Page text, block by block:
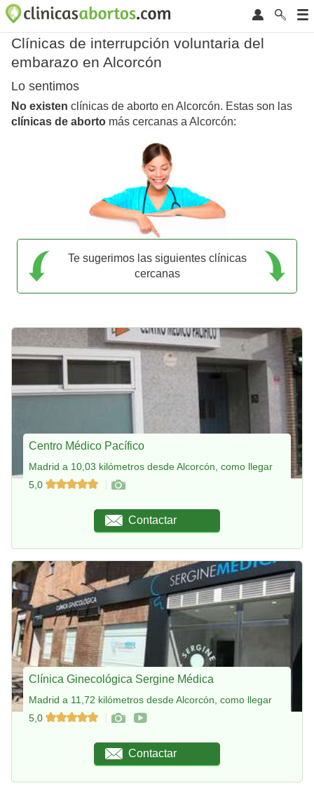
Clínicas de interrupción voluntaria del
embarazo en Alcorcón
Lo sentimos
No existen clínicas de aborto en Alcorcón. Estas son las
clínicas de aborto más cercanas a Alcorcón:
Te sugerimos las siguientes clínicas
cercanas
Centro Médico Pacífico
Madrid a 10,03 kilómetros desde Alcorcón, como llegar
5,0
Contactar
Clínica Ginecológica Sergine Médica
Madrid a 11,72 kilómetros desde Alcorcón, como llegar
5,0
Contactar